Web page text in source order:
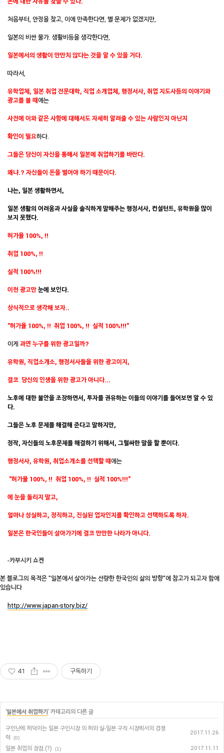
처음부터, 안정을 찾고, 이에 만족한다면, 별 문제가 없겠지만,
일본의 비싼 물가. 생활비등을 생각한다면,
일본에서의 생활이 만만치 않다는 것을 알 수 있을 거다.
따라서,
유학업체, 일본 취업 전문대학, 직업 소개업체, 행정서사, 취업 지도사등의 이야기와
광고를 볼 때에는
사전에 이와 같은 사항에 대해서도 자세히 알려줄 수 있는사람인지 아닌지
확인이 필요하다.
그들은 당신이 자신을 통해서 일본에 취업하기를 바란다.
왜냐.? 자신들이 돈을 벌어야 하기 때문이다.
나는, 일본 생활하면서,
일본 생활의 어려움과 사실을 솔직하게 말해주는 행정서사, 컨설턴트, 유학원을 많이
보지 못했다.
허가율 100%, !!
취업 100%, !!
실적 100%!!!
이런 광고만눈에 보인다.
상식적으로생각해 보자..
"허가율 100%, !! 취업 100%, !! 실적 100%!!!"
이게 과연 누구를 위한 광고일까?
유학원, 직업소개소, 행정서사들을 위한 광고이지,
결코 당신의 인생을 위한 광고가 아니다...
노후에 대한 불안을 조장하면서, 투자를 권유하는 이들의 이야기를 들어보면 알 수 있
다.
그들은 노후 문제를 해결해 준다고 말하지만,
정작, 자신들의 노후문제를 해결하기 위해서, 그럴싸한 말을 할 뿐이다.
행정서사, 유학원, 취업소개소를 선택할 떄에는
"허가율 100%, !! 취업 100%, !! 실적 100%!!!"
에 눈을 돌리지 말고,
얼마나 성실하고, 정직하고, 진실된 업자인지를 확인하고 선택하도록 하자.
일본은 한국인들이 살아가기에 결코 만만한 나라가 아니다.
-카부시키 쇼켄
본 블로그의 목적은 "일본에서 살아가는 선량한 한국인의 삶의 방향"에 참고가 되고자 함에
있습니다
http://www.japan-story.biz/
41 구독하기
'일본에서 취업하기' 카테고리의 다른 글
구인난에 허덕이는 일본 구인시장 의 허와 실-일본 구직 시장에서의 경쟁
력
(0)
2017.11.26
일본 취업의 장점.(?) (1) 2017.11.11